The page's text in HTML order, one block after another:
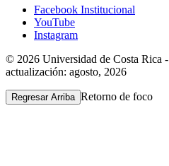
Facebook Institucional
YouTube
Instagram
© 2026 Universidad de Costa Rica -
actualización: agosto, 2026
Regresar Arriba Retorno de foco